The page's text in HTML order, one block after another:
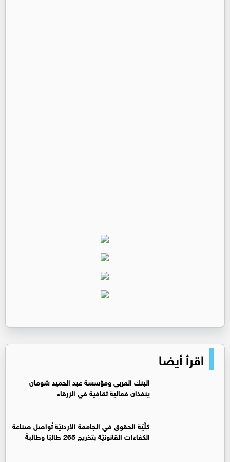
اقرأ أيضا
البنك العربي ومؤسسة عبد الحميد شومان
ينفذان فعالية ثقافية في الزرقاء
كلّيّة الحقوق في الجامعة الأردنيّة تُواصل صناعة
الكفاءات القانونيّة بتخريج 265 طالبًا وطالبةً